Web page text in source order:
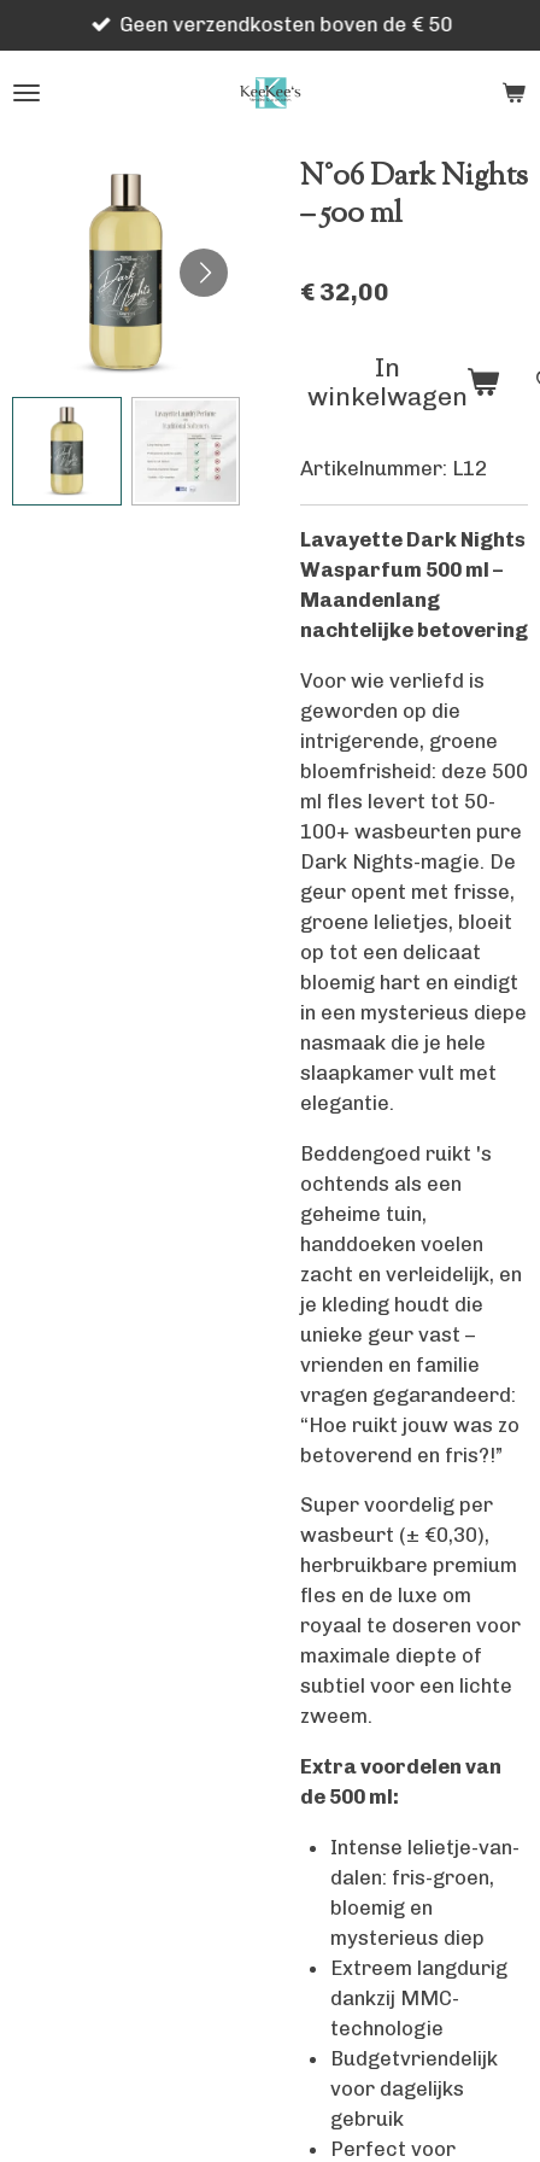
direct
naar
Geen verzendkosten boven de € 50
N°06 Dark Nights
– 500 ml
€ 32,00
In
winkelwagen
Artikelnummer: L12
Lavayette Dark Nights
Wasparfum 500 ml –
Maandenlang
nachtelijke betovering
Voor wie verliefd is
geworden op die
intrigerende, groene
bloemfrisheid: deze 500
ml fles levert tot 50-
100+ wasbeurten pure
Dark Nights-magie. De
geur opent met frisse,
groene lelietjes, bloeit
op tot een delicaat
bloemig hart en eindigt
in een mysterieus diepe
nasmaak die je hele
slaapkamer vult met
elegantie.
Beddengoed ruikt 's
ochtends als een
geheime tuin,
handdoeken voelen
zacht en verleidelijk, en
je kleding houdt die
unieke geur vast –
vrienden en familie
vragen gegarandeerd:
“Hoe ruikt jouw was zo
betoverend en fris?!”
Super voordelig per
wasbeurt (± €0,30),
herbruikbare premium
fles en de luxe om
royaal te doseren voor
maximale diepte of
subtiel voor een lichte
zweem.
Extra voordelen van
de 500 ml:
Intense lelietje-van-
dalen: fris-groen,
bloemig en
mysterieus diep
Extreem langdurig
dankzij MMC-
technologie
Budgetvriendelijk
voor dagelijks
gebruik
Perfect voor